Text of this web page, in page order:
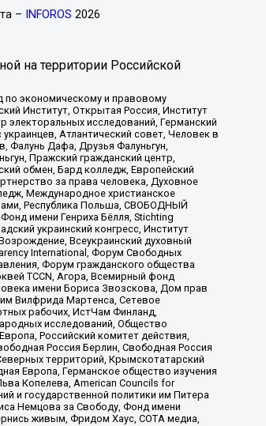
– INFOROS 2026
на территории Российской
экономическому и правовому
Институт, Открытая Россия, Институт
исследований, Германский
Атлантический совет, Человек в
Фалунь Дафа, Друзья Фалуньгун,
Пражский гражданский центр,
обмен, Бард колледж, Европейский
за права человека, Духовное
Международное христианское
Республика Польша, СВОБОДНЫЙ
имени Генриха Бёлля, Stichting
украинский конгресс, Институт
Всеукраинский духовный
International, Форум Свободных
Форум гражданского общества
TCCN, Агора, Всемирный фонд
имени Бориса Звозскова, Дом прав
Вилфрида Мартенса, Сетевое
рабочих, ИстЧам Финланд,
исследований, Общество
Российский комитет действия,
Россия Берлин, Свободная Россия
территорий, Крымскотатарский
Европа, Германское общество изучения
Копелева, American Councils for
и государственной политики им Питера
Немцова за Свободу, Фонд имени
живым, Фридом Хаус, СОТА медиа,